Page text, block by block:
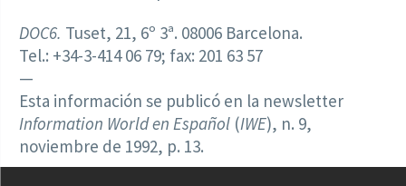
DOC6. Tuset, 21, 6º 3ª. 08006 Barcelona.
Tel.: +34-3-414 06 79; fax: 201 63 57
—
Esta información se publicó en la newsletter
Information World en Español (IWE), n. 9,
noviembre de 1992, p. 13.